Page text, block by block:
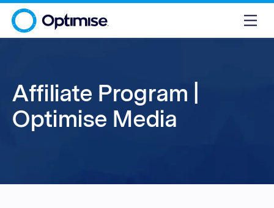
Affiliate Program |
Optimise Media